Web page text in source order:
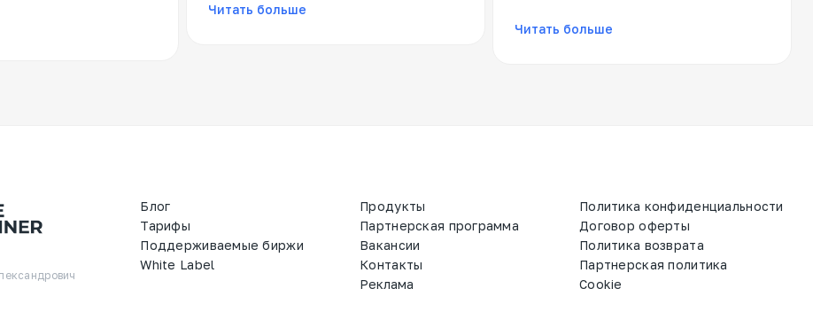
Читать больше
Читать больше
Блог
Тарифы
Поддерживаемые биржи
White Label
Продукты
Партнерская программа
Вакансии
Контакты
Реклама
Политика конфиденциальности
Договор оферты
Политика возврата
Партнерская политика
Cookie